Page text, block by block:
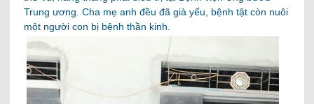
Trung ương. Cha mẹ anh đều đã già yếu, bệnh tật còn nuôi
một người con bị bệnh thần kinh.